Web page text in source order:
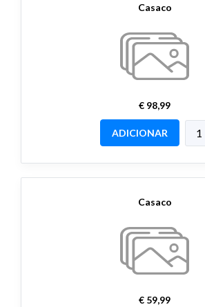
Casaco
€ 98,99
ADICIONAR
Casaco
€ 59,99